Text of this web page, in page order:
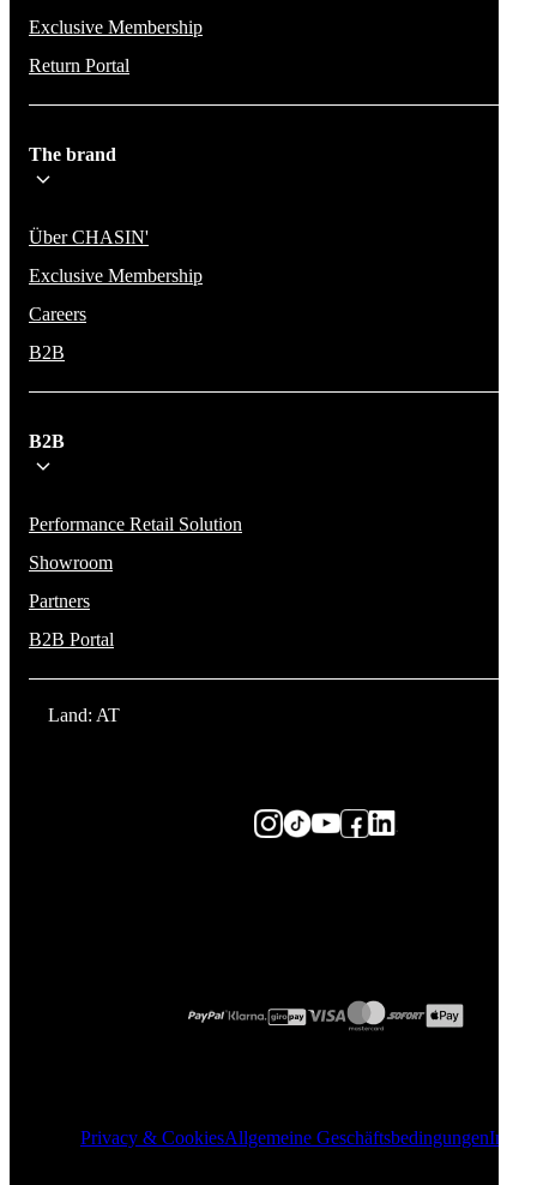
Exclusive Membership
Return Portal
The brand
Über CHASIN'
Exclusive Membership
Careers
B2B
B2B
Performance Retail Solution
Showroom
Partners
B2B Portal
Land: AT
Privacy & CookiesAllgemeine Geschäftsbedingungen